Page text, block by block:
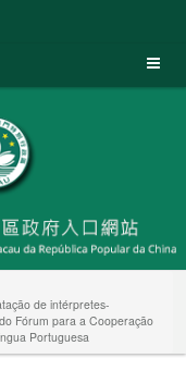
de intérpretes-
Fórum para a Cooperação
Portuguesa